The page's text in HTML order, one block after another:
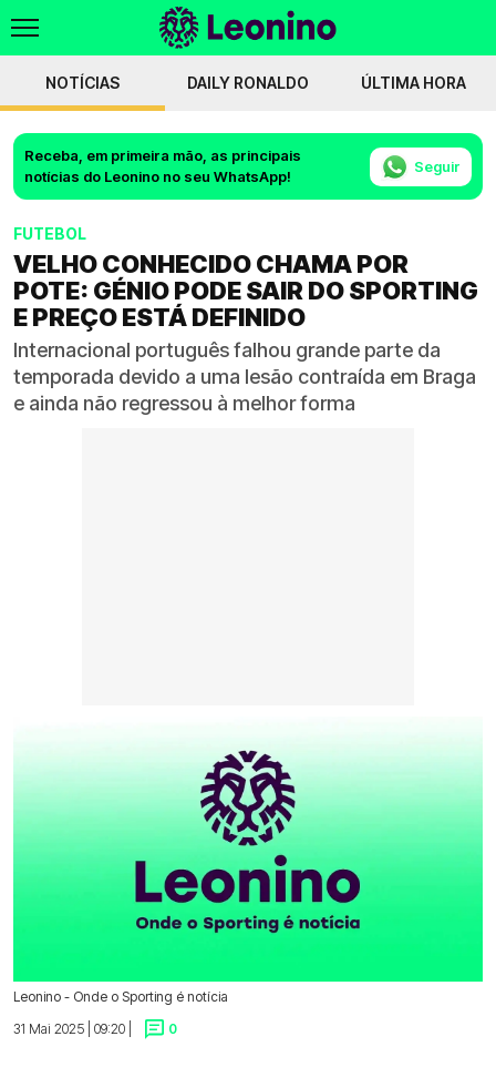
NOTÍCIAS DAILY RONALDO ÚLTIMA HORA
Receba, em primeira mão, as principais
notícias do Leonino no seu WhatsApp!
Seguir
FUTEBOL
VELHO CONHECIDO CHAMA POR
POTE: GÉNIO PODE SAIR DO SPORTING
E PREÇO ESTÁ DEFINIDO
Internacional português falhou grande parte da
temporada devido a uma lesão contraída em Braga
e ainda não regressou à melhor forma
Leonino - Onde o Sporting é notícia
31 Mai 2025 | 09:20 |
0